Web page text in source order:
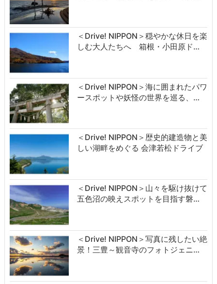
＜Drive! NIPPON＞穏やかな休日を楽
しむ大人たちへ 箱根・小田原ド…
＜Drive! NIPPON＞海に囲まれたパワ
ースポットや妖怪の世界を巡る、…
＜Drive! NIPPON＞歴史的建造物と美
しい湖畔をめぐる 会津若松ドライブ
＜Drive! NIPPON＞山々を駆け抜けて
五色沼の映えスポットを目指す磐…
＜Drive! NIPPON＞写真に残したい絶
景！三豊～観音寺のフォトジェニ…